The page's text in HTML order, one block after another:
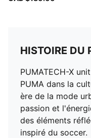
HISTOIRE DU
PUMATECH-X
PUMA dans la
ère de la mode
passion et
des éléments
inspiré du soccer.